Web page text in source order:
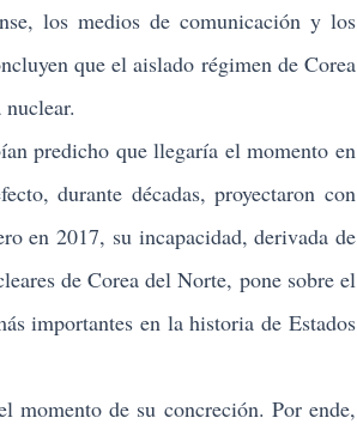
los medios de comunicación y los
que el aislado régimen de Corea
predicho que llegaría el momento en
durante décadas, proyectaron con
en 2017, su incapacidad, derivada de
de Corea del Norte, pone sobre el
importantes en la historia de Estados
de su concreción. Por ende,